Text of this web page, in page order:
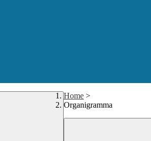
Home >
Organigramma